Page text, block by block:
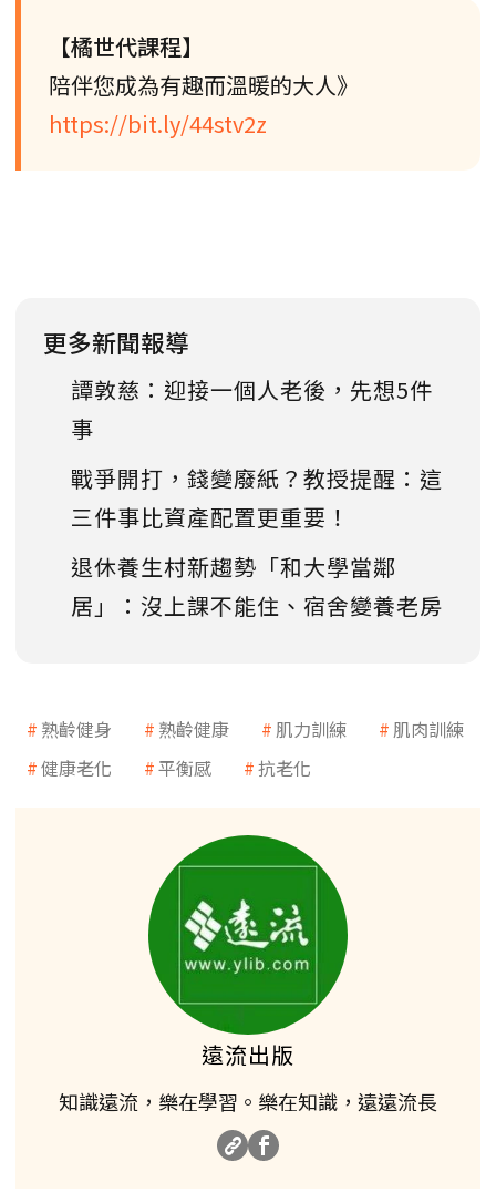
【橘世代課程】
陪伴您成為有趣而溫暖的大人》
https://bit.ly/44stv2z
更多新聞報導
譚敦慈：迎接一個人老後，先想5件
事
戰爭開打，錢變廢紙？教授提醒：這
三件事比資產配置更重要！
退休養生村新趨勢「和大學當鄰
居」：沒上課不能住、宿舍變養老房
熟齡健身 熟齡健康 肌力訓練
肌肉訓練
健康老化
平衡感 抗老化
遠流出版
知識遠流，樂在學習。樂在知識，遠遠流長